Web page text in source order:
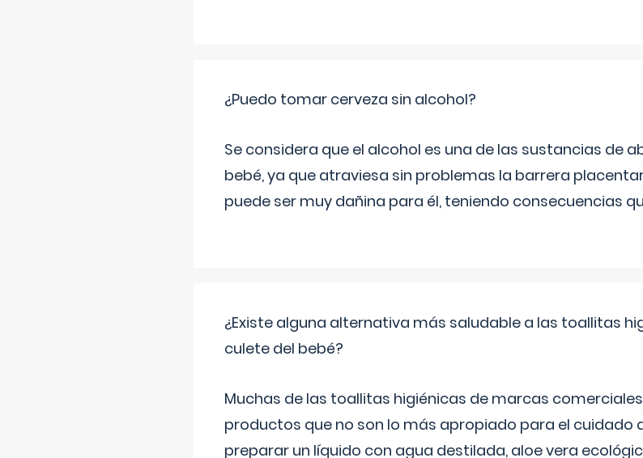
¿Puedo tomar cerveza sin alcohol?
Se considera que el alcohol es una de las sustancias de
bebé, ya que atraviesa sin problemas la barrera
puede ser muy dañina para él, teniendo consecuencias
¿Existe alguna alternativa más saludable a las toallitas
culete del bebé?
Muchas de las toallitas higiénicas de marcas
productos que no son lo más apropiado para el cuidado
preparar un líquido con agua destilada, aloe vera